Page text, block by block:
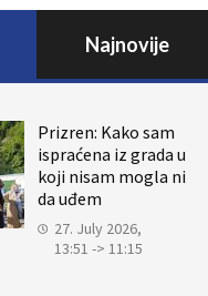
Najnovije
Prizren: Kako sam
ispraćena iz grada u
koji nisam mogla ni
da uđem
27. July 2026,
13:51 -> 11:15